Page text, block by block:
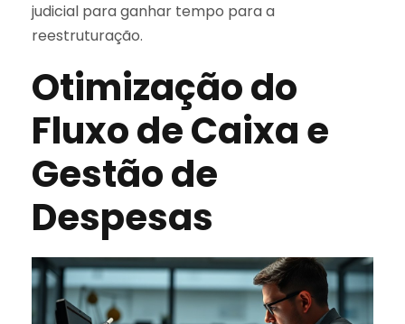
judicial para ganhar tempo para a
reestruturação.
Otimização do
Fluxo de Caixa e
Gestão de
Despesas